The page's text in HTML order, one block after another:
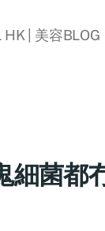
HK | 美容BLOG
細菌都